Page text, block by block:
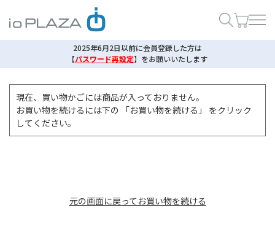
2025年6月2日以前に会員登録した方は
【パスワード再設定】 をお願いいたします
現在、買い物かごには商品が入っておりません。
お買い物を続けるには下の 「お買い物を続ける」 をクリック
してください。
元の画面に戻ってお買い物を続ける